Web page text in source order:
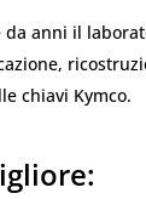
anni il
chiavi Kymco.